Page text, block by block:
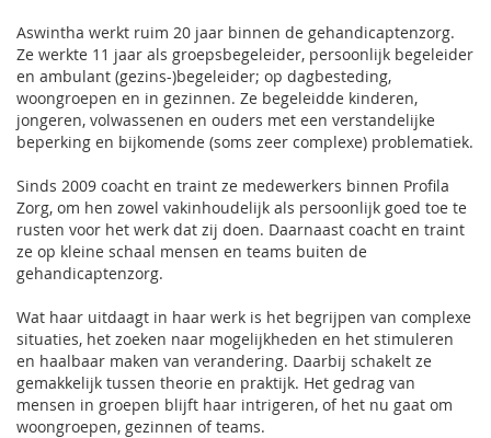
Aswintha werkt ruim 20 jaar binnen de gehandicaptenzorg.
Ze werkte 11 jaar als groepsbegeleider, persoonlijk begeleider
en ambulant (gezins-)begeleider; op dagbesteding,
woongroepen en in gezinnen. Ze begeleidde kinderen,
jongeren, volwassenen en ouders met een verstandelijke
beperking en bijkomende (soms zeer complexe) problematiek.
Sinds 2009 coacht en traint ze medewerkers binnen Profila
Zorg, om hen zowel vakinhoudelijk als persoonlijk goed toe te
rusten voor het werk dat zij doen. Daarnaast coacht en traint
ze op kleine schaal mensen en teams buiten de
gehandicaptenzorg.
Wat haar uitdaagt in haar werk is het begrijpen van complexe
situaties, het zoeken naar mogelijkheden en het stimuleren
en haalbaar maken van verandering. Daarbij schakelt ze
gemakkelijk tussen theorie en praktijk. Het gedrag van
mensen in groepen blijft haar intrigeren, of het nu gaat om
woongroepen, gezinnen of teams.